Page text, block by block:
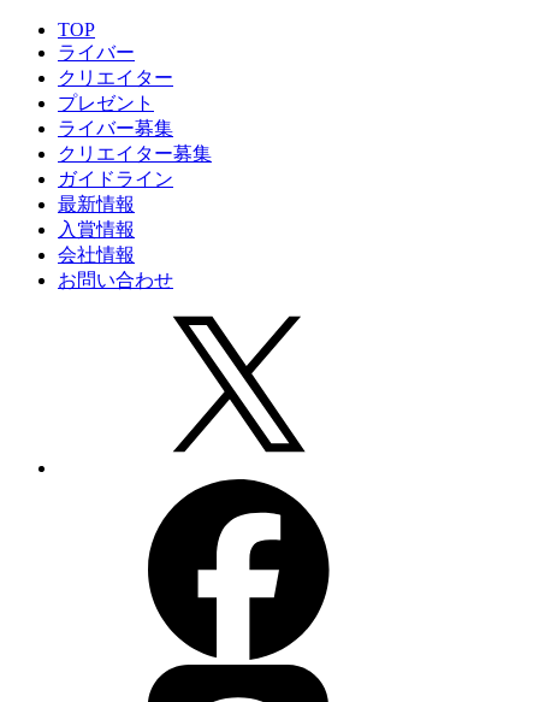
TOP
ライバー
クリエイター
プレゼント
ライバー募集
クリエイター募集
ガイドライン
最新情報
入賞情報
会社情報
お問い合わせ